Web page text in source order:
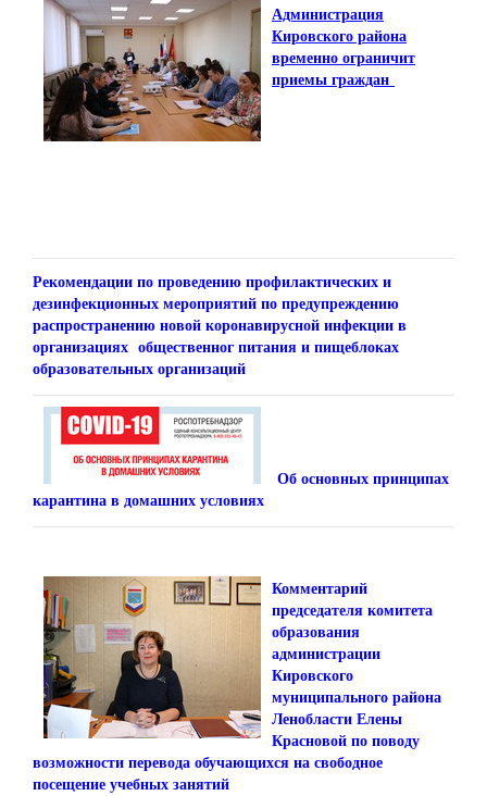
Администрация
Кировского района
временно ограничит
приемы граждан
Рекомендации по проведению профилактических и
дезинфекционных мероприятий по предупреждению
распространению новой коронавирусной инфекции в
организациях общественног питания и пищеблоках
образовательных организаций
Об основных принципах
карантина в домашних условиях
Комментарий
председателя комитета
образования
администрации
Кировского
муниципального района
Ленобласти Елены
Красновой по поводу
возможности перевода обучающихся на свободное
посещение учебных занятий